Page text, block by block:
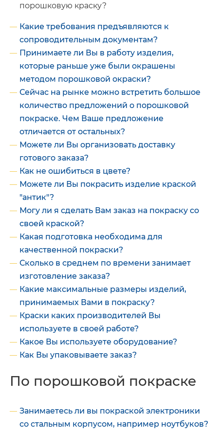
порошковую краску?
Какие требования предъявляются к
сопроводительным документам?
Принимаете ли Вы в работу изделия,
которые раньше уже были окрашены
методом порошковой окраски?
Сейчас на рынке можно встретить большое
количество предложений о порошковой
покраске. Чем Ваше предложение
отличается от остальных?
Можете ли Вы организовать доставку
готового заказа?
Как не ошибиться в цвете?
Можете ли Вы покрасить изделие краской
"антик"?
Могу ли я сделать Вам заказ на покраску со
своей краской?
Какая подготовка необходима для
качественной покраски?
Сколько в среднем по времени занимает
изготовление заказа?
Какие максимальные размеры изделий,
принимаемых Вами в покраску?
Краски каких производителей Вы
используете в своей работе?
Какое Вы используете оборудование?
Как Вы упаковываете заказ?
По порошковой покраске
Занимаетесь ли вы покраской электроники
со стальным корпусом, например ноутбуков?